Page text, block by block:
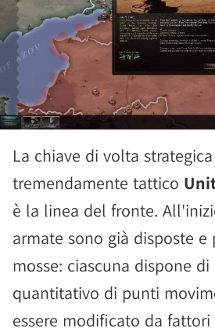
La chiave di volta
tremendamente tattico
è la linea del fronte.
armate sono già disposte e
mosse: ciascuna dispone
quantitativo di punti
essere modificato da fattori